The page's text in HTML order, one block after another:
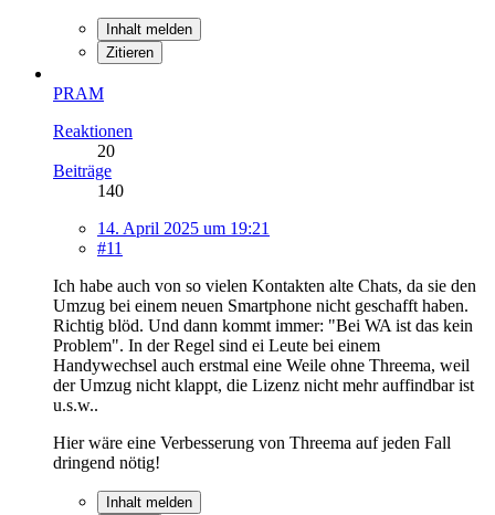
Inhalt melden
Zitieren
PRAM
Reaktionen
20
Beiträge
140
14. April 2025 um 19:21
#11
Ich habe auch von so vielen Kontakten alte Chats, da sie den
Umzug bei einem neuen Smartphone nicht geschafft haben.
Richtig blöd. Und dann kommt immer: "Bei WA ist das kein
Problem". In der Regel sind ei Leute bei einem
Handywechsel auch erstmal eine Weile ohne Threema, weil
der Umzug nicht klappt, die Lizenz nicht mehr auffindbar ist
u.s.w..
Hier wäre eine Verbesserung von Threema auf jeden Fall
dringend nötig!
Inhalt melden